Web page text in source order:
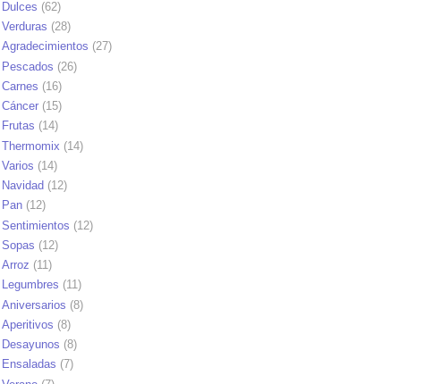
Dulces (62)
Verduras (28)
Agradecimientos (27)
Pescados (26)
Carnes (16)
Cáncer (15)
Frutas (14)
Thermomix (14)
Varios (14)
Navidad (12)
Pan (12)
Sentimientos (12)
Sopas (12)
Arroz (11)
Legumbres (11)
Aniversarios (8)
Aperitivos (8)
Desayunos (8)
Ensaladas (7)